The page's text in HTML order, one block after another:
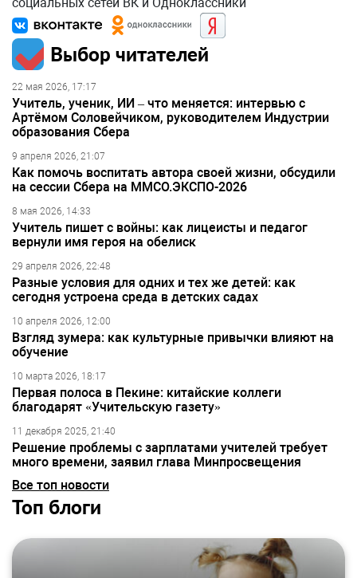
Выбор читателей
22 мая 2026, 17:17
Учитель, ученик, ИИ – что меняется: интервью с
Артёмом Соловейчиком, руководителем Индустрии
образования Сбера
9 апреля 2026, 21:07
Как помочь воспитать автора своей жизни, обсудили
на сессии Сбера на ММСО.ЭКСПО-2026
8 мая 2026, 14:33
Учитель пишет с войны: как лицеисты и педагог
вернули имя героя на обелиск
29 апреля 2026, 22:48
Разные условия для одних и тех же детей: как
сегодня устроена среда в детских садах
10 апреля 2026, 12:00
Взгляд зумера: как культурные привычки влияют на
обучение
10 марта 2026, 18:17
Первая полоса в Пекине: китайские коллеги
благодарят «Учительскую газету»
11 декабря 2025, 21:40
Решение проблемы с зарплатами учителей требует
много времени, заявил глава Минпросвещения
Все топ новости
Топ блоги